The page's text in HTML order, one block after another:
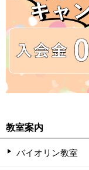
教室案内
バイオリン教室